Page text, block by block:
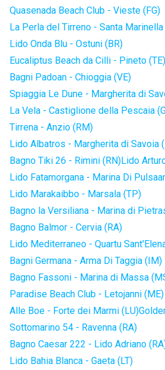
Quasenada Beach Club - Vieste (FG)
La Perla del Tirreno - Santa
Lido Onda Blu - Ostuni (BR)
Eucaliptus Beach da Cilli - Pineto (TE)
Bagni Padoan - Chioggia (VE)
Spiaggia Le Dune - Margherita di
La Vela - Castiglione della Pescaia
Tirrena - Anzio (RM)
Lido Albatros - Margherita di Savoia
Bagno Tiki 26 - Rimini (RN)Lido
Lido Fatamorgana - Marina Di
Lido Marakaibbo - Marsala (TP)
Bagno la Versiliana - Marina di
Bagno Balmor - Cervia (RA)
Lido Mediterraneo - Quartu
Bagni Germana - Arma Di Taggia (IM)
Bagno Fassoni - Marina di Massa
Paradise Beach Club - Letojanni (ME)
Alle Boe - Forte dei Marmi (LU)
Sottomarino 54 - Ravenna (RA)
Bagno Caesar 222 - Lido Adriano
Lido Bahia Blanca - Gaeta (LT)